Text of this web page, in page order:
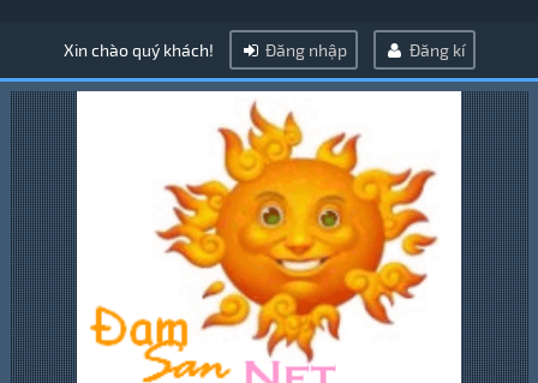
Xin chào quý khách! Đăng nhập Đăng kí